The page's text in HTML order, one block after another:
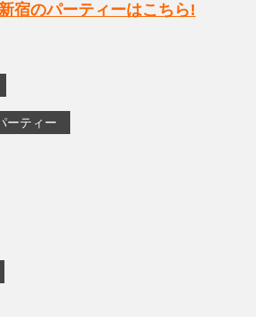
宿のパーティーはこちら!
ーティー